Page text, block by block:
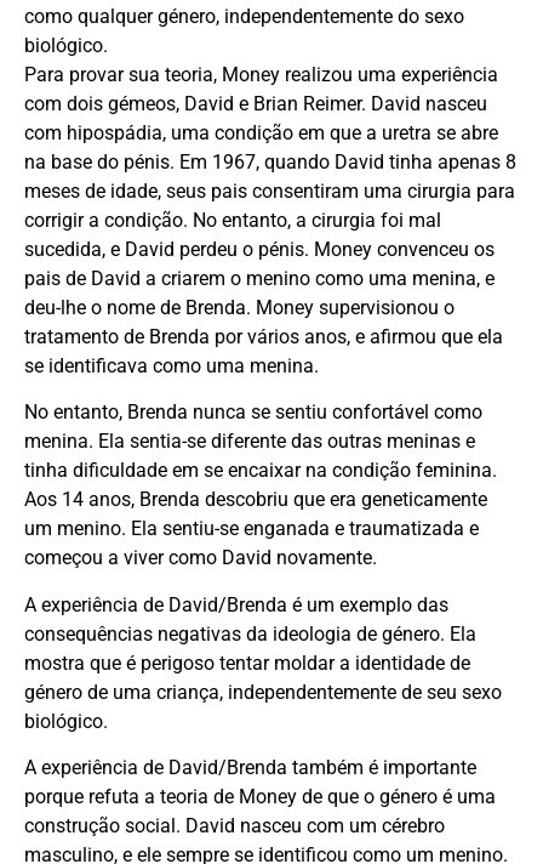
como qualquer género, independentemente do sexo
biológico.
Para provar sua teoria, Money realizou uma experiência
com dois gémeos, David e Brian Reimer. David nasceu
com hipospádia, uma condição em que a uretra se abre
na base do pénis. Em 1967, quando David tinha apenas 8
meses de idade, seus pais consentiram uma cirurgia para
corrigir a condição. No entanto, a cirurgia foi mal
sucedida, e David perdeu o pénis. Money convenceu os
pais de David a criarem o menino como uma menina, e
deu-lhe o nome de Brenda. Money supervisionou o
tratamento de Brenda por vários anos, e afirmou que ela
se identificava como uma menina.
No entanto, Brenda nunca se sentiu confortável como
menina. Ela sentia-se diferente das outras meninas e
tinha dificuldade em se encaixar na condição feminina.
Aos 14 anos, Brenda descobriu que era geneticamente
um menino. Ela sentiu-se enganada e traumatizada e
começou a viver como David novamente.
A experiência de David/Brenda é um exemplo das
consequências negativas da ideologia de género. Ela
mostra que é perigoso tentar moldar a identidade de
género de uma criança, independentemente de seu sexo
biológico.
A experiência de David/Brenda também é importante
porque refuta a teoria de Money de que o género é uma
construção social. David nasceu com um cérebro
masculino, e ele sempre se identificou como um menino.